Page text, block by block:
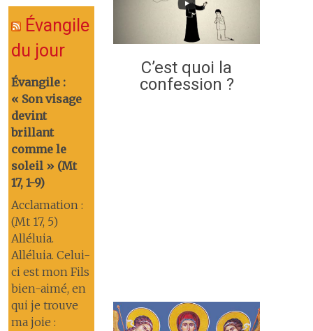
Évangile
du jour
Évangile :
« Son visage
devint
brillant
comme le
soleil » (Mt
17, 1-9)
Acclamation :
(Mt 17, 5)
Alléluia.
Alléluia. Celui-
ci est mon Fils
bien-aimé, en
qui je trouve
ma joie :
C’est quoi la
confession ?